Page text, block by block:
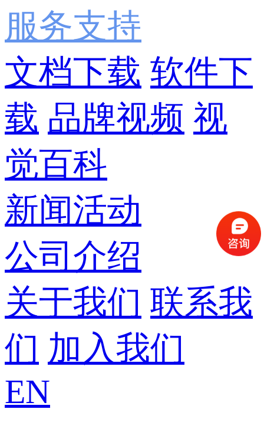
服务支持
文档下载 软件下
载 品牌视频 视
觉百科
新闻活动
公司介绍
关于我们 联系我
们 加入我们
EN